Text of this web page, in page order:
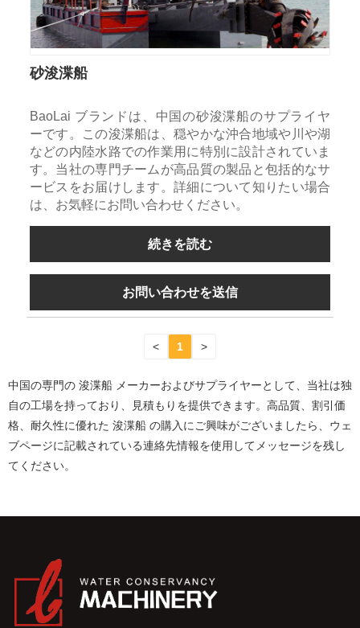
砂浚渫船
BaoLai ブランドは、中国の砂浚渫船のサプライヤ
ーです。この浚渫船は、穏やかな沖合地域や川や湖
などの内陸水路での作業用に特別に設計されていま
す。当社の専門チームが高品質の製品と包括的なサ
ービスをお届けします。詳細について知りたい場合
は、お気軽にお問い合わせください。
続きを読む
お問い合わせを送信
< 1 >
中国の専門の 浚渫船 メーカーおよびサプライヤーとして、当社は独
自の工場を持っており、見積もりを提供できます。高品質、割引価
格、耐久性に優れた 浚渫船 の購入にご興味がございましたら、ウェ
ブページに記載されている連絡先情報を使用してメッセージを残し
てください。